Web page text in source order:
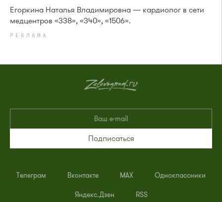
Егоркина Наталья Владимировна — кардиолог в сети
медцентров «338», «340», «1506».
РЕКЛАМА
Подписаться
Телеграм Вконтакте MAX Одноклассники
Яндекс.Дзен RSS